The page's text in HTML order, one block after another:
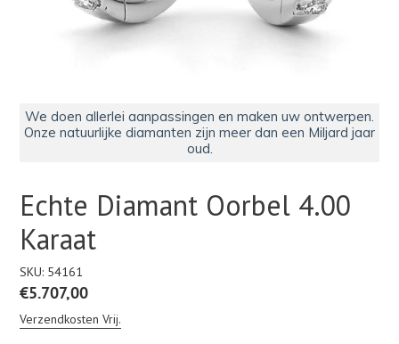
We doen allerlei aanpassingen en maken uw ontwerpen.
Onze natuurlijke diamanten zijn meer dan een Miljard jaar
oud.
Echte Diamant Oorbel 4.00
Karaat
SKU: 54161
Normale
prijs
€5.707,00
Verzendkosten Vrij.